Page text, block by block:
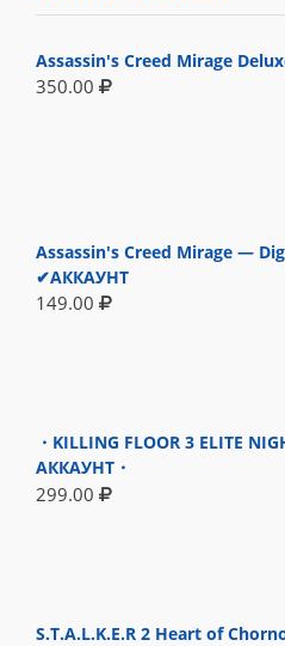
Assassin's Creed Mirage
350.00
Assassin's Creed Mirage —
✔АККАУНТ
149.00
・KILLING FLOOR 3 ELITE
АККАУНТ・
299.00
S.T.A.L.K.E.R 2 Heart of